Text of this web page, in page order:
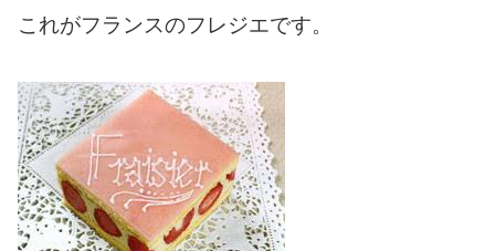
これがフランスのフレジエです。